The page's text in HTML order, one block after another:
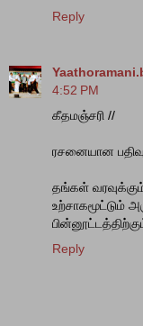
Reply
4:52 PM
கீதமஞ்சரி //
ரசனையான
தங்கள்
உற்சாகமூட்டும்
Reply